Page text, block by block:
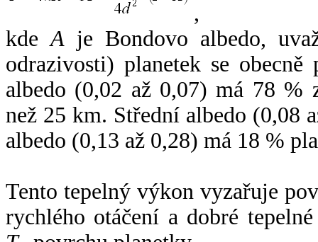
,
kdeA je Bondovo albedo,
odrazivosti) planetek se
albedo (0,02 až 0,07) má 78 %
než 25 km. Střední albedo (0,08
albedo (0,13 až 0,28) má 18 %
Tento tepelný výkon vyzařuje
rychlého otáčení a dobré